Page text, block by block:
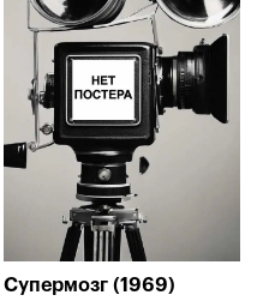
Супермозг (1969)